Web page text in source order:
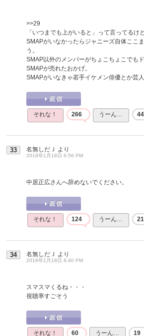
>>29
「いつまでも上がいると」って言ってるけど
SMAPがいなかったらジャニーズ自体ここ
う。
SMAP以外のメンバーがちょこちょこでも
SMAPが売れたおかげ。
SMAPがいなきゃ若手イケメン俳優とか芸
それな！ 266 うーん… 44
33 名無しだＪ より
2016年1月18日 6:56 PM
中居正広さんへ辞めないでください。
それな！ 124 うーん… 21
34 名無しだＪ より
2016年1月18日 8:40 PM
スマスマくるね・・・
視聴率すごそう
それな！ 60 うーん… 19